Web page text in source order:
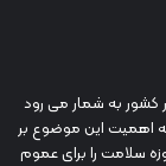
به شمار می رود
اهمیت این موضوع بر
سلامت را برای عموم